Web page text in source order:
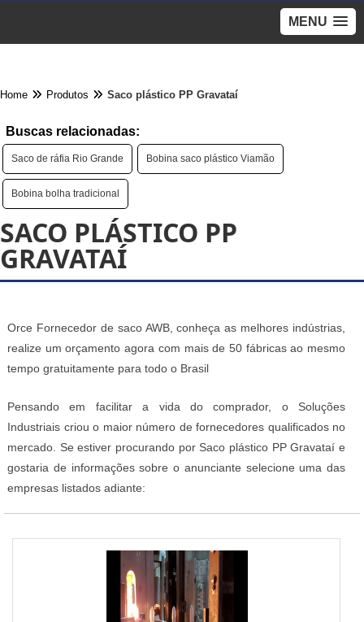
MENU
Home Produtos Saco plástico PP Gravataí
Buscas relacionadas:
Saco de ráfia Rio Grande Bobina saco plástico Viamão
Bobina bolha tradicional
SACO PLÁSTICO PP
GRAVATAÍ
Orce Fornecedor de saco AWB, conheça as melhores indústrias,
realize um orçamento agora com mais de 50 fábricas ao mesmo
tempo gratuitamente para todo o Brasil
Pensando em facilitar a vida do comprador, o Soluções
Industriais criou o maior número de fornecedores qualificados no
mercado. Se estiver procurando por Saco plástico PP Gravataí e
gostaria de informações sobre o anunciante selecione uma das
empresas listados adiante: